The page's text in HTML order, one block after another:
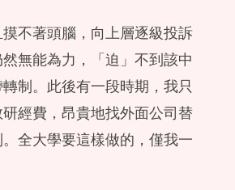
不著頭腦，向上層逐級投訴
無能為力，「迫」不到該中
制。此後有一段時期，我只
經費，昂貴地找外面公司替
全大學要這樣做的，僅我一